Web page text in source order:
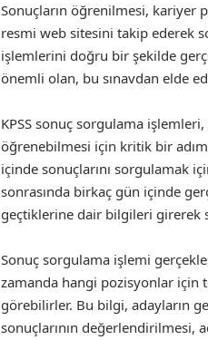
Sonuçların öğrenilmesi, kariyer
resmi web sitesini takip ederek
işlemlerini doğru bir şekilde
önemli olan, bu sınavdan elde
KPSS sonuç sorgulama işlemleri,
öğrenebilmesi için kritik bir
içinde sonuçlarını sorgulamak
sonrasında birkaç gün içinde
geçtiklerine dair bilgileri girerek
Sonuç sorgulama işlemi
zamanda hangi pozisyonlar için
görebilirler. Bu bilgi, adayların
sonuçlarının değerlendirilmesi,